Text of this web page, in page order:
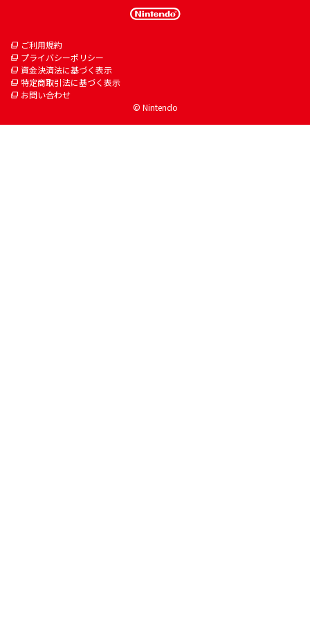
ご利用規約
プライバシーポリシー
資金決済法に基づく表示
特定商取引法に基づく表示
お問い合わせ
© Nintendo